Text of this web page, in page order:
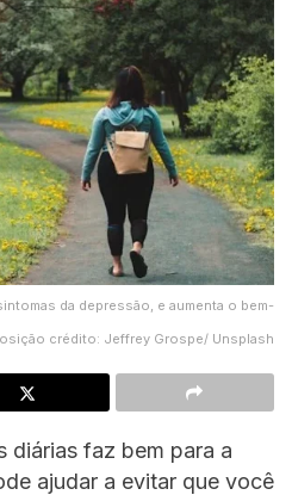
da depressão, e aumenta o bem-
crédito: Jeffrey Grospe/ Unsplash
diárias faz bem para a
ajudar a evitar que você